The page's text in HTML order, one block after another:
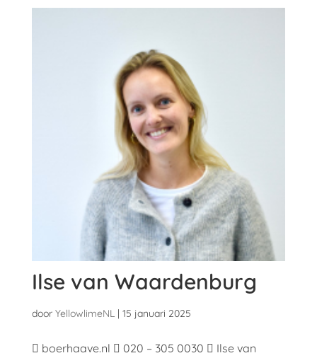
Ilse van Waardenburg
door YellowlimeNL| 15 januari 2025
 boerhaave.nl  020 – 305 0030  Ilse van